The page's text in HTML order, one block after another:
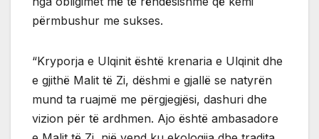
përmbushur me sukses.
“Kryporja e Ulqinit është krenaria e Ulqinit dhe
e gjithë Malit të Zi, dëshmi e gjallë se natyrën
mund ta ruajmë me përgjegjësi, dashuri dhe
vizion për të ardhmen. Ajo është ambasadore